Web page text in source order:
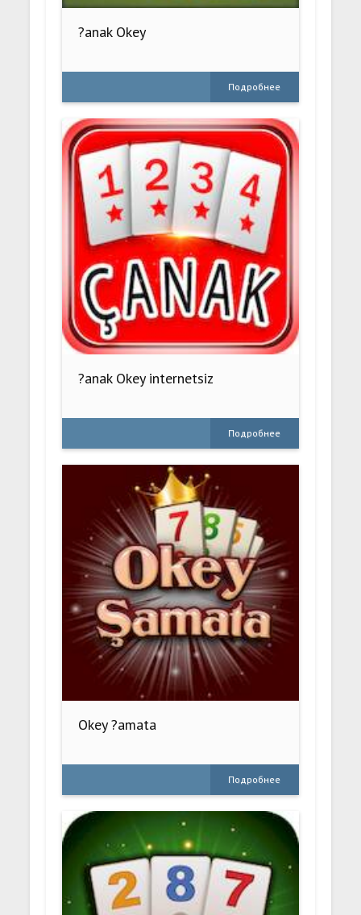
?anak Okey
Подробнее
?anak Okey internetsiz
Подробнее
Okey ?amata
Подробнее